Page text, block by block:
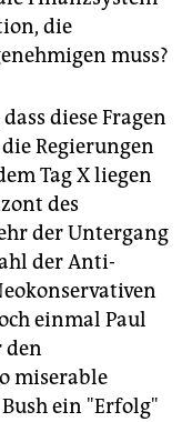
die
muss?
diese Fragen
Regierungen
Tag X liegen
des
der Untergang
der Anti-
einmal Paul
den
miserable
ein "Erfolg"